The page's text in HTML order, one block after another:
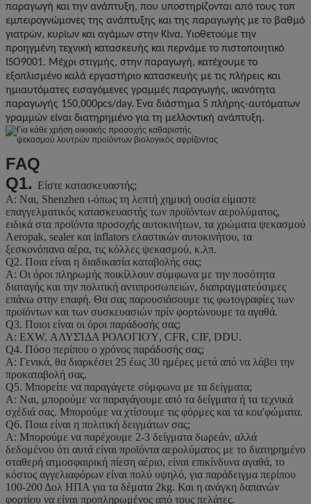
παραγωγή και την ανάπτυξη, που υποστηρίζονται από τους τοπ
εμπειρογνώμονες της ανάπτυξης και της παραγωγής με το βαθμό
γιατρών, κυρίων και αγάμων στην Κίνα. Υιοθετούμε την
προηγμένη τεχνική κατασκευής και περνάμε το πιστοποιητικό
ISO9001. Μέχρι στιγμής, στην παραγωγή, κατέχουμε το
εξοπλισμένο καλά εργαστήριο κατασκευής με τις πλήρεις και
ημιαυτόματες εισαγόμενες γραμμές παραγωγής, ικανότητα
παραγωγής 150,000pcs/day. Ένα διάστημα 5 πλήρης-αυτόματων
γραμμών είναι διατηρημένο για τη μελλοντική ανάπτυξη.
FAQ
Q1. Είστε κατασκευαστής;
Α: Ναι, Shenzhen ι-όπως τη λεπτή χημική ουσία είμαστε
επαγγελματικός κατασκευαστής των προϊόντων αερολύματος,
ειδικά στα προϊόντα προσοχής αυτοκινήτων, τα χρώματα ψεκασμού
Aeropak, sealer και inflators ελαστικών αυτοκινήτου, τα
ξεσκονόπανα αέρα, τις κόλλες ψεκασμού, κ.λπ.
Q2. Ποια είναι η διαδικασία καταβολής σας;
Α: Οι όροι πληρωμής ποικίλλουν σύμφωνα με την ποσότητα
διαταγής και την πολιτική αντιπροσωπειών, διαπραγματεύσιμες
επάνω στην επαφή. Θα σας παρουσιάσουμε τις φωτογραφίες των
προϊόντων και των συσκευασιών πρίν φορτώνουμε τα αγαθά.
Q3. Ποιοι είναι οι όροι παράδοσής σας;
Α: EXW, ΑΛΥΣΊΔΑ ΡΟΛΟΓΙΟΎ, CFR, CIF, DDU.
Q4. Πόσο περίπου ο χρόνος παράδοσής σας;
Α: Γενικά, θα διαρκέσει 25 έως 30 ημέρες μετά από να λάβει την
προκαταβολή σας.
Q5. Μπορείτε να παραγάγετε σύμφωνα με τα δείγματα;
Α: Ναι, μπορούμε να παραγάγουμε από τα δείγματα ή τα τεχνικά
σχέδιά σας. Μπορούμε να χτίσουμε τις φόρμες και τα κοu'φώματα.
Q6. Ποια είναι η πολιτική δειγμάτων σας;
Α: Μπορούμε να παρέχουμε 2-3 δείγματα δωρεάν, αλλά
δεδομένου ότι αυτά είναι προϊόντα αερολύματος με το διατηρημένο
σταθερή ατμοσφαιρική πίεση αέριο, είναι επικίνδυνα αγαθά, το
κόστος αγγελιαφόρων είναι πολύ υψηλό, για παράδειγμα περίπου
100-200 Δολ ΗΠΑ για τα δέματα 2kg. Και η ανάγκη δαπανών
φορτίου να είναι προπληρωμένος από τους πελάτες.